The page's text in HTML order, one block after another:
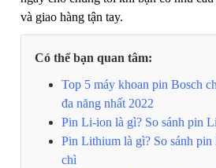
và giao hàng tận tay.
Có thể bạn quan tâm:
Top 5 máy khoan pin Bosch
đa năng nhất 2022
Pin Li-ion là gì? So sánh pin
Pin Lithium là gì? So sánh
chì